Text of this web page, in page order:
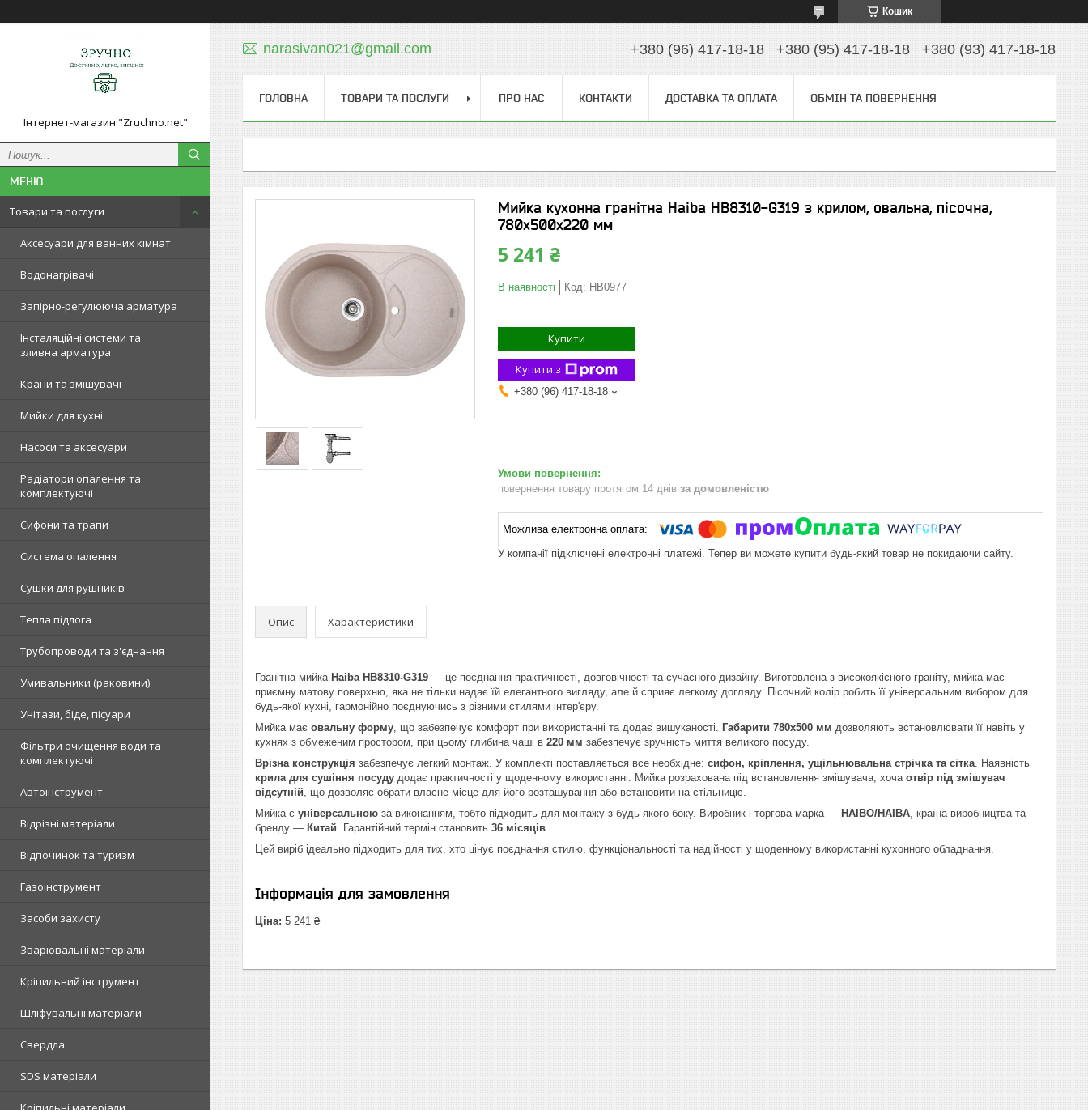
Кошик
Інтернет-магазин "Zruchno.net"
Товари та послуги
Аксесуари для ванних кімнат
Водонагрівачі
Запірно-регулююча арматура
Інсталяційні системи та
зливна арматура
Крани та змішувачі
Мийки для кухні
Насоси та аксесуари
Радіатори опалення та
комплектуючі
Сифони та трапи
Система опалення
Сушки для рушників
Тепла підлога
Трубопроводи та з'єднання
Умивальники (раковини)
Унітази, біде, пісуари
Фільтри очищення води та
комплектуючі
Автоінструмент
Відрізні матеріали
Відпочинок та туризм
Газоінструмент
Засоби захисту
Зварювальні матеріали
Кріпильний інструмент
Шліфувальні матеріали
Свердла
SDS матеріали
narasivan021@gmail.com +380 (96) 417-18-18 +380 (95) 417-18-18 +380 (93) 417-18-18
ГОЛОВНА ТОВАРИ ТА ПОСЛУГИ ПРО НАС КОНТАКТИ ДОСТАВКА ТА ОПЛАТА ОБМІН ТА ПОВЕРНЕННЯ
Мийка кухонна гранітна Haiba HB8310-G319 з крилом, овальна, пісочна,
780x500x220 мм
5 241 ₴
В наявності Код: HB0977
Купити
Купити з
+380 (96) 417-18-18
повернення товару протягом 14 днів за домовленістю
У компанії підключені електронні платежі. Тепер ви можете купити будь-який товар не покидаючи сайту.
Опис Характеристики
Гранітна мийка Haiba HB8310-G319 — це поєднання практичності, довговічності та сучасного дизайну. Виготовлена з високоякісного граніту, мийка має
приємну матову поверхню, яка не тільки надає їй елегантного вигляду, але й сприяє легкому догляду. Пісочний колір робить її універсальним вибором для
будь-якої кухні, гармонійно поєднуючись з різними стилями інтер'єру.
Мийка має овальну форму, що забезпечує комфорт при використанні та додає вишуканості. Габарити 780x500 мм дозволяють встановлювати її навіть у
кухнях з обмеженим простором, при цьому глибина чаші в 220 мм забезпечує зручність миття великого посуду.
Врізна конструкція забезпечує легкий монтаж. У комплекті поставляється все необхідне: сифон, кріплення, ущільнювальна стрічка та сітка. Наявність
крила для сушіння посуду додає практичності у щоденному використанні. Мийка розрахована під встановлення змішувача, хоча отвір під змішувач
відсутній, що дозволяє обрати власне місце для його розташування або встановити на стільницю.
Мийка є універсальною за виконанням, тобто підходить для монтажу з будь-якого боку. Виробник і торгова марка — HAIBO/HAIBA, країна виробництва та
бренду — Китай. Гарантійний термін становить 36 місяців.
Цей виріб ідеально підходить для тих, хто цінує поєднання стилю, функціональності та надійності у щоденному використанні кухонного обладнання.
Інформація для замовлення
Ціна: 5 241 ₴